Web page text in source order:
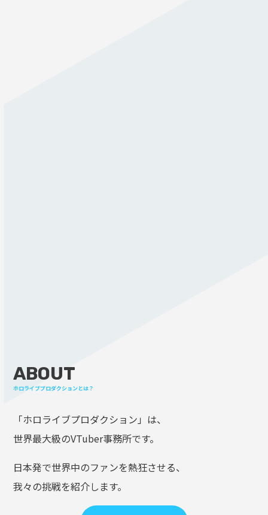
ABOUT
ホロライブプロダクションとは？
「ホロライブプロダクション」は、
世界最大級のVTuber事務所です。
日本発で世界中のファンを熱狂させる、
我々の挑戦を紹介します。